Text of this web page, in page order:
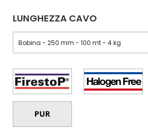
LUNGHEZZA CAVO